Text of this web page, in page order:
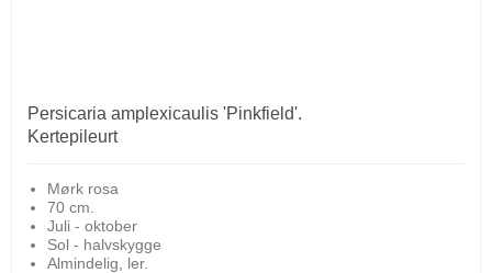
Persicaria amplexicaulis 'Pinkfield'.
Kertepileurt
Mørk rosa
70 cm.
Juli - oktober
Sol - halvskygge
Almindelig, ler.